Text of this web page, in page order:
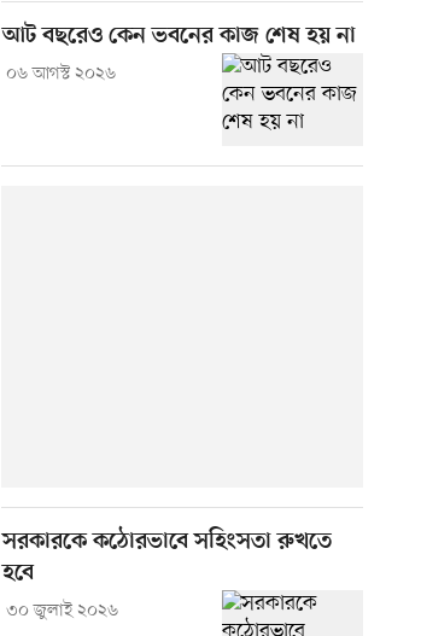
আট বছরেও কেন ভবনের কাজ শেষ হয় না
০৬ আগস্ট ২০২৬
সরকারকে কঠোরভাবে সহিংসতা রুখতে
হবে
৩০ জুলাই ২০২৬